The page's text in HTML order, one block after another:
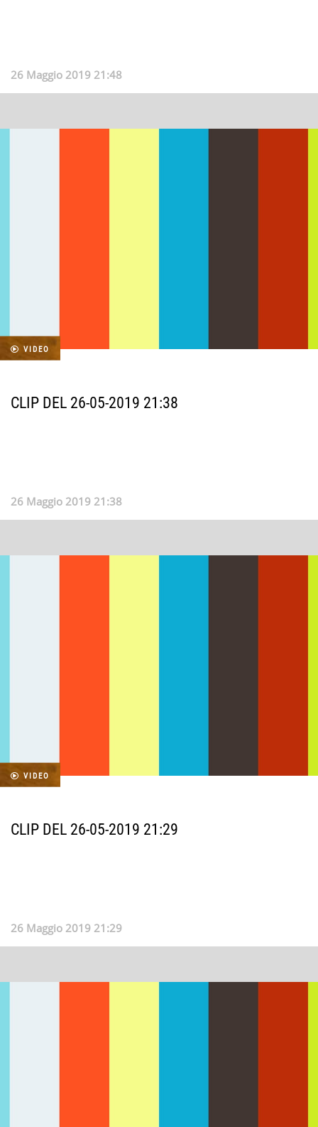
26 Maggio 2019 21:48
VIDEO
CLIP DEL 26-05-2019 21:38
26 Maggio 2019 21:38
VIDEO
CLIP DEL 26-05-2019 21:29
26 Maggio 2019 21:29